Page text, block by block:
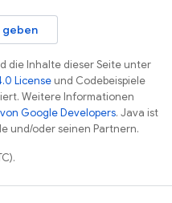
geben
die Inhalte dieser Seite unter
License und Codebeispiele
Weitere Informationen
Google Developers. Java ist
und/oder seinen Partnern.